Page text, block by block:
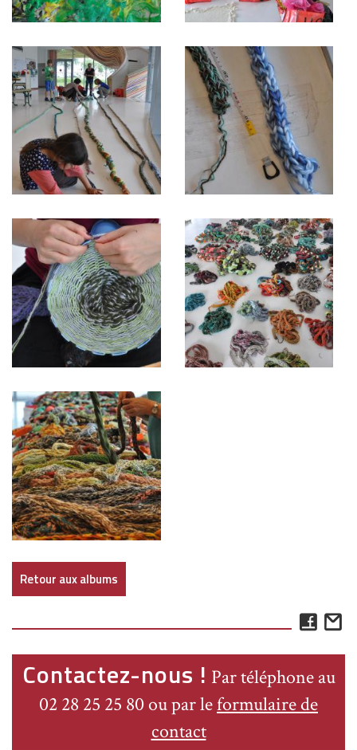
Retour aux albums
Contactez-nous ! Par téléphone au
02 28 25 25 80 ou par leformulaire de
contact